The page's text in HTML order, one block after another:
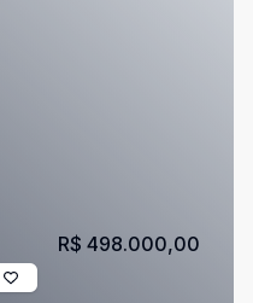
R$ 498.000,00